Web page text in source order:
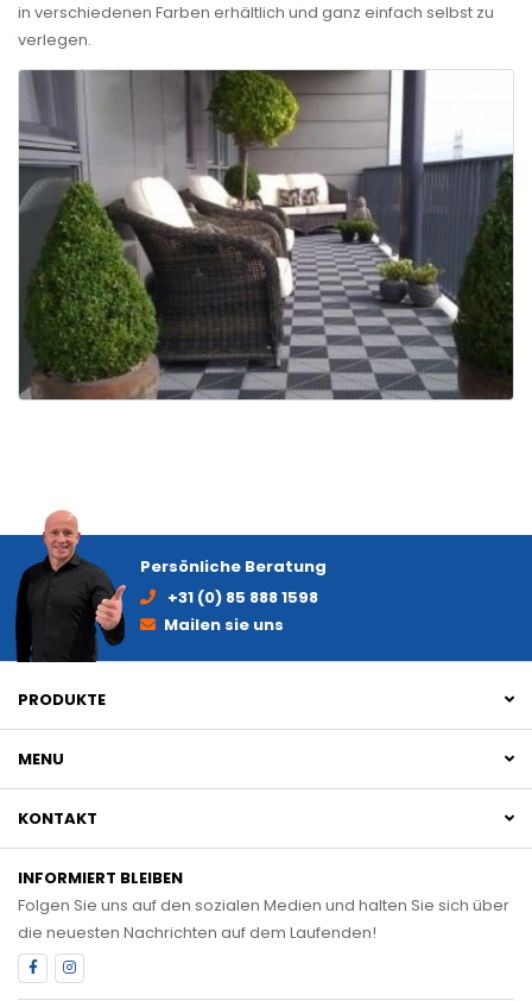
in verschiedenen Farben erhältlich und ganz einfach selbst zu
verlegen.
Persönliche Beratung
+31 (0) 85 888 1598
Mailen sie uns
PRODUKTE
MENU
KONTAKT
INFORMIERT BLEIBEN
Folgen Sie uns auf den sozialen Medien und halten Sie sich über
die neuesten Nachrichten auf dem Laufenden!